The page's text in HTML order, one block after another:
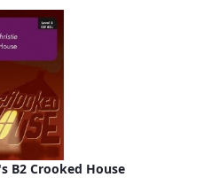
B2 Crooked House